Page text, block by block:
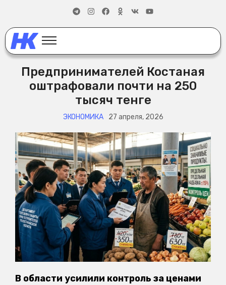
Предпринимателей Костаная
оштрафовали почти на 250
тысяч тенге
ЭКОНОМИКА 27 апреля, 2026
В области усилили контроль за ценами